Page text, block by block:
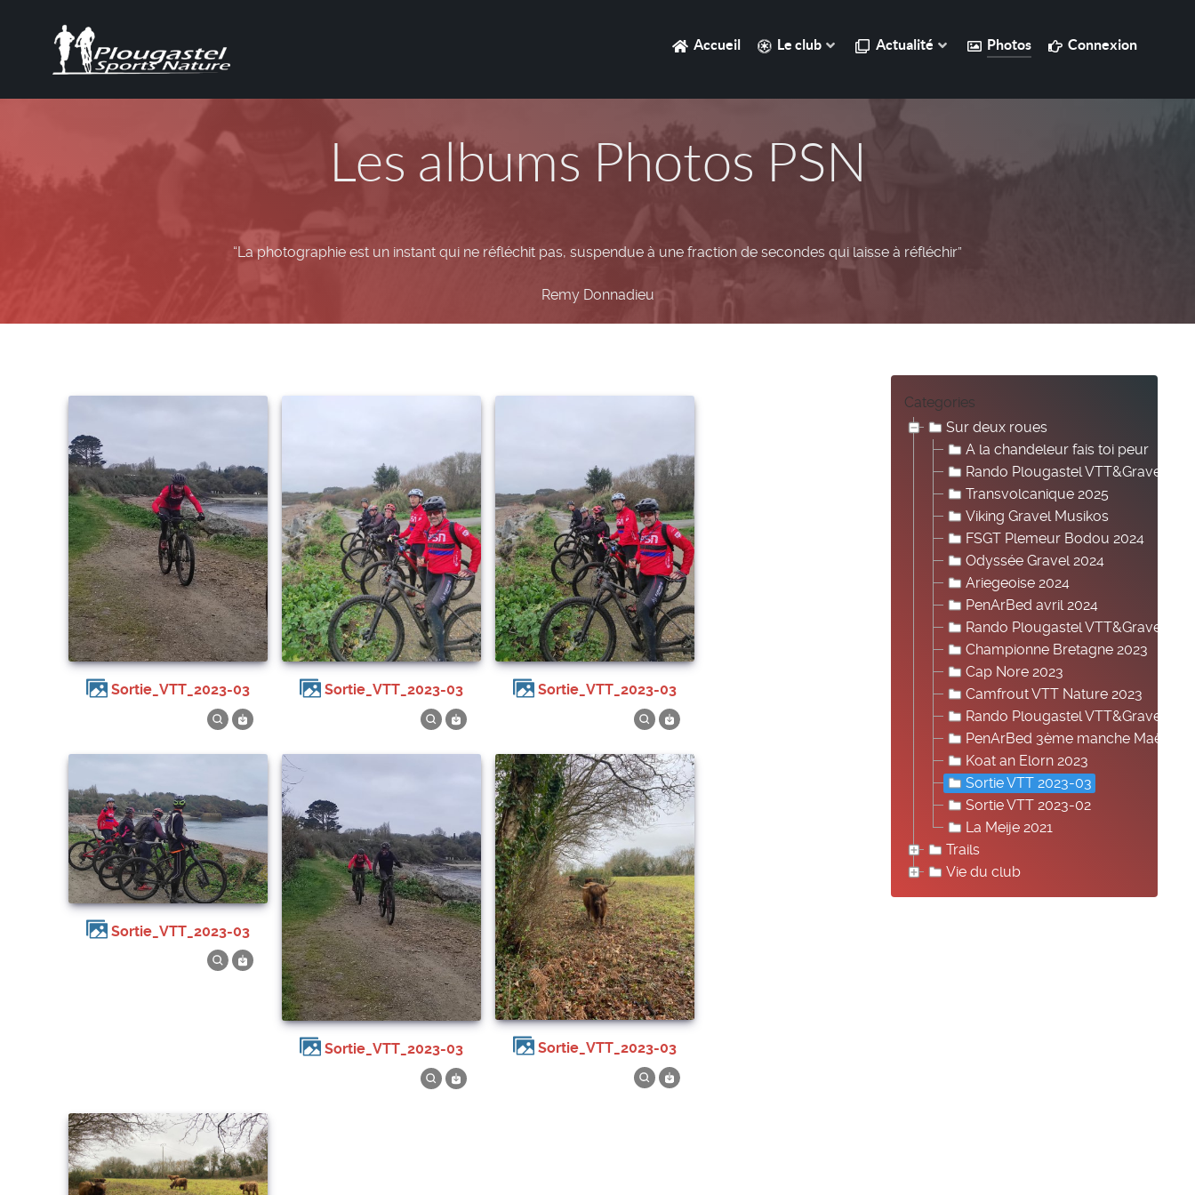
Accueil Le club Actualité Photos Connexion
Les albums Photos PSN
“La photographie est un instant qui ne réfléchit pas, suspendue à une fraction de secondes qui laisse à réfléchir”
Remy Donnadieu
Sortie_VTT_2023-03 Sortie_VTT_2023-03 Sortie_VTT_2023-03
Sortie_VTT_2023-03
Sortie_VTT_2023-03 Sortie_VTT_2023-03
Categories
Sur deux roues
A la chandeleur fais toi peur
Rando Plougastel VTT&Gravel
Transvolcanique 2025
Viking Gravel Musikos
FSGT Plemeur Bodou 2024
Odyssée Gravel 2024
Ariegeoise 2024
PenArBed avril 2024
Rando Plougastel VTT&Gravel
Championne Bretagne 2023
Cap Nore 2023
Camfrout VTT Nature 2023
Rando Plougastel VTT&Gravel
PenArBed 3ème manche Maëlya
Koat an Elorn 2023
Sortie VTT 2023-03
Sortie VTT 2023-02
La Meije 2021
Trails
Vie du club